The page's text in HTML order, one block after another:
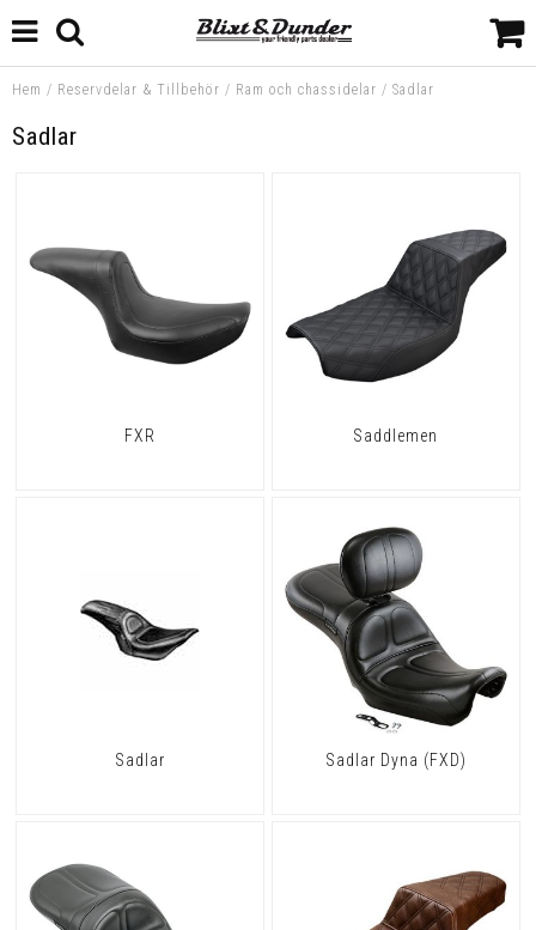
Hem / Reservdelar & Tillbehör / Ram och chassidelar / Sadlar
Sadlar
FXR Saddlemen
Sadlar Sadlar Dyna (FXD)